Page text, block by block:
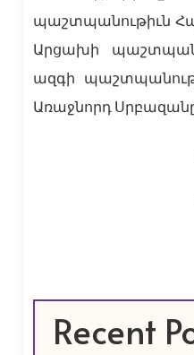
պաշտպանութիւն
Արցախի
ազգի
Առաջնորդ
Recent